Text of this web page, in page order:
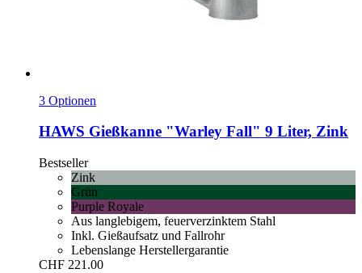
3 Optionen
HAWS Gießkanne "Warley Fall" 9 Liter, Zink
Bestseller
Zink
Grün
Purple Royale
Aus langlebigem, feuerverzinktem Stahl
Inkl. Gießaufsatz und Fallrohr
Lebenslange Herstellergarantie
CHF 221.00